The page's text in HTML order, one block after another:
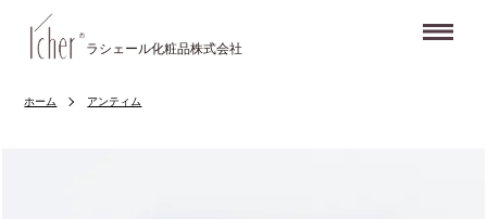
ラシェール化粧品株式会社
ホーム アンティム